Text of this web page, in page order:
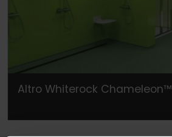
Altro Whiterock Chameleon™